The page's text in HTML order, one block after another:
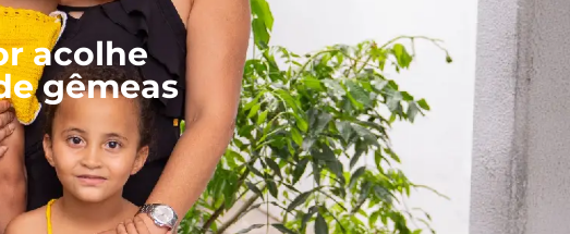
acolhe
gêmeas